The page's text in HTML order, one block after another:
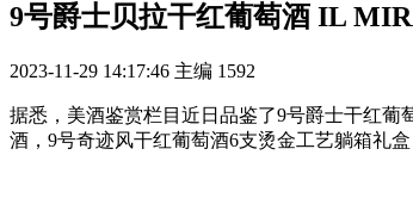
9号爵士贝拉干红葡萄酒 IL
2023-11-29 14:17:46 主编 1592
据悉，美酒鉴赏栏目近日品鉴了9号爵士干红葡
酒，9号奇迹风干红葡萄酒6支烫金工艺躺箱礼盒